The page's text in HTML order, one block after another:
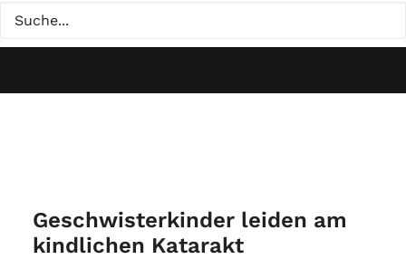
Geschwisterkinder leiden am
kindlichen Katarakt